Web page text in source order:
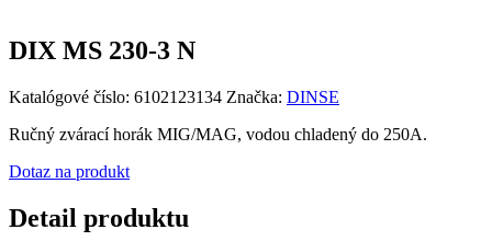
DIX MS 230-3 N
Katalógové číslo: 6102123134 Značka: DINSE
Ručný zvárací horák MIG/MAG, vodou chladený do 250A.
Dotaz na produkt
Detail produktu